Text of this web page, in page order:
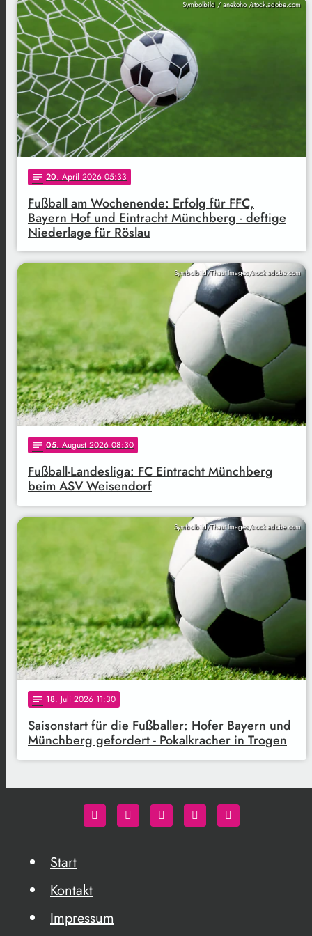
Symbolbild / anekoho /stock.adobe.com
notes 20. April 2026 05:33
Fußball am Wochenende: Erfolg für FFC,
Bayern Hof und Eintracht Münchberg - deftige
Niederlage für Röslau
Symbolbild/Thaut Images/stock.adobe.com
notes 05. August 2026 08:30
Fußball-Landesliga: FC Eintracht Münchberg
beim ASV Weisendorf
Symbolbild/Thaut Images/stock.adobe.com
notes 18. Juli 2026 11:30
Saisonstart für die Fußballer: Hofer Bayern und
Münchberg gefordert - Pokalkracher in Trogen
Start
Kontakt
Impressum